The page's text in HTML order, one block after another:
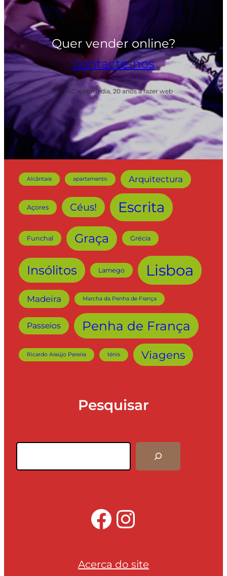
Quer vender online?
Contacte-nos
PTPAC webmedia, 20 anos a fazer web
Alcântara apartamento Arquitectura
Açores Céus! Escrita
Funchal Graça Grécia
Insólitos Lamego Lisboa
Madeira Marcha da Penha de França
Passeios Penha de França
Ricardo Araújo Pereira ténis Viagens
Pesquisar
Facebook
Acerca do site